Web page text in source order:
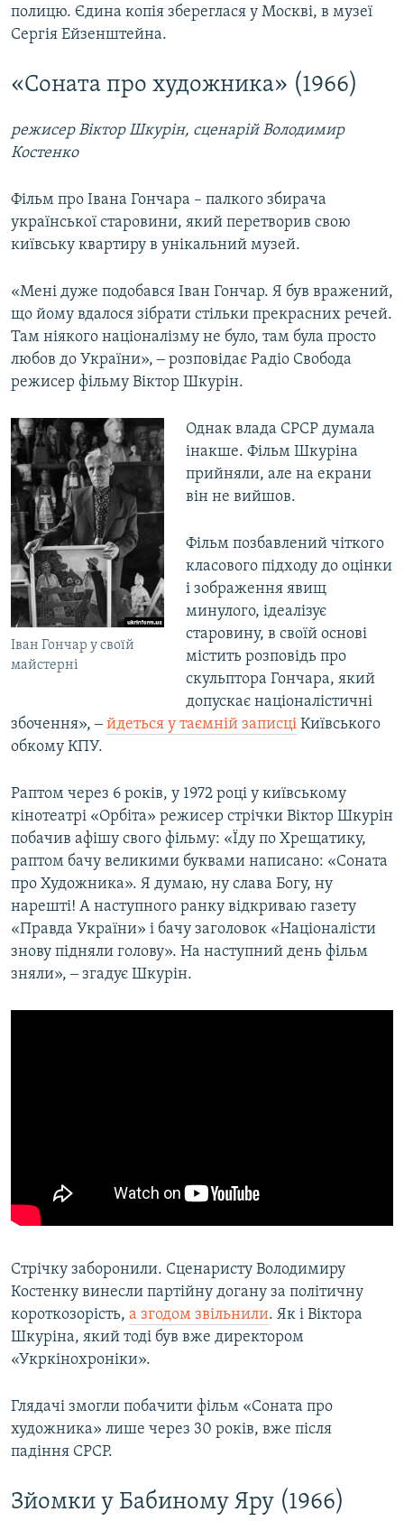
полицю. Єдина копія збереглася у Москві, в музеї
Сергія Ейзенштейна.
«Соната про художника» (1966)
режисер Віктор Шкурін, сценарій Володимир
Костенко
Фільм про Івана Гончара – палкого збирача
української старовини, який перетворив свою
київську квартиру в унікальний музей.
«Мені дуже подобався Іван Гончар. Я був вражений,
що йому вдалося зібрати стільки прекрасних речей.
Там ніякого націоналізму не було, там була просто
любов до України», ‒ розповідає Радіо Свобода
режисер фільму Віктор Шкурін.
Іван Гончар у своїй
майстерні
Однак влада СРСР думала
інакше. Фільм Шкуріна
прийняли, але на екрани
він не вийшов.
Фільм позбавлений чіткого
класового підходу до оцінки
і зображення явищ
минулого, ідеалізує
старовину, в своїй основі
містить розповідь про
скульптора Гончара, який
допускає націоналістичні
збочення», ‒йдеться у таємній записці Київського
обкому КПУ.
Раптом через 6 років, у 1972 році у київському
кінотеатрі «Орбіта» режисер стрічки Віктор Шкурін
побачив афішу свого фільму: «Їду по Хрещатику,
раптом бачу великими буквами написано: «Соната
про Художника». Я думаю, ну слава Богу, ну
нарешті! А наступного ранку відкриваю газету
«Правда України» і бачу заголовок «Націоналісти
знову підняли голову». На наступний день фільм
зняли», ‒ згадує Шкурін.
Стрічку заборонили. Сценаристу Володимиру
Костенку винесли партійну догану за політичну
короткозорість, а згодом звільнили. Як і Віктора
Шкуріна, який тоді був вже директором
«Укркінохроніки».
Глядачі змогли побачити фільм «Соната про
художника» лише через 30 років, вже після
падіння СРСР.
Зйомки у Бабиному Яру (1966)